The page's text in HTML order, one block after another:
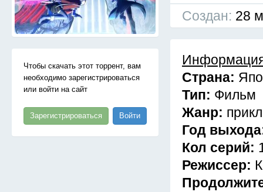
Чтобы скачать этот торрент, вам
необходимо зарегистрироваться
или войти на сайт
Зарегистрироваться Войти
Cоздан: 28
Страна:
Тип: Фильм
Жанр:
Год
Кол серий:
Режиссер: